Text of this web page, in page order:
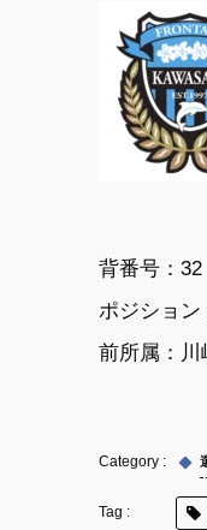
背番号：32
ポジション
前所属：川